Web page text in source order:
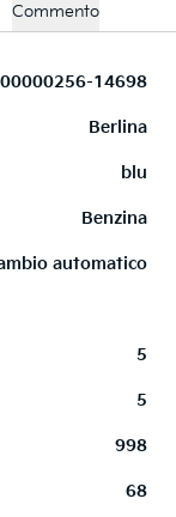
Commento
14698
Berlina
blu
Benzina
automatico
5
5
998
68